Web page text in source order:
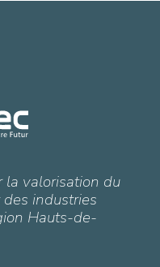
valorisation du
industries
Hauts-de-